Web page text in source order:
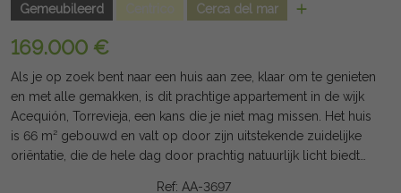
Gemeubileerd
Cerca del mar
169.000 €
Als je op zoek bent naar een huis aan zee, klaar om te genieten
en met alle gemakken, is dit prachtige appartement in de wijk
Acequión, Torrevieja, een kans die je niet mag missen. Het huis
is 66 m² gebouwd en valt op door zijn uitstekende zuidelijke
oriëntatie, die de hele dag door prachtig natuurlijk licht biedt
Ref: AA-3697